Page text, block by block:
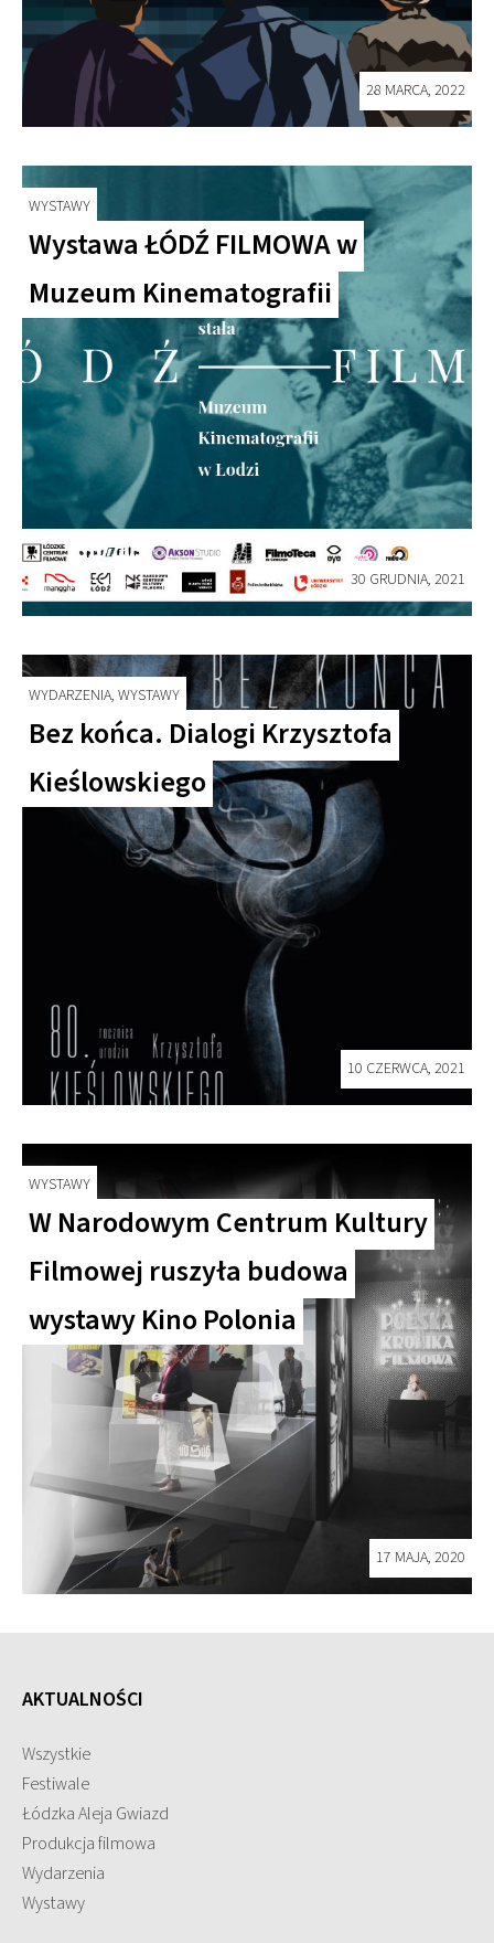
28 MARCA, 2022
WYSTAWY
Wystawa ŁÓDŹ FILMOWA w
Muzeum Kinematografii
30 GRUDNIA, 2021
WYDARZENIA, WYSTAWY
Bez końca. Dialogi Krzysztofa
Kieślowskiego
10 CZERWCA, 2021
WYSTAWY
W Narodowym Centrum Kultury
Filmowej ruszyła budowa
wystawy Kino Polonia
17 MAJA, 2020
AKTUALNOŚCI
Wszystkie
Festiwale
Łódzka Aleja Gwiazd
Produkcja filmowa
Wydarzenia
Wystawy